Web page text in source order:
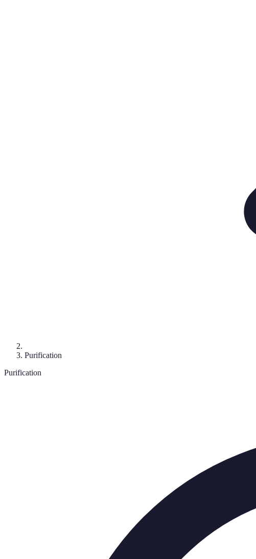
Purification
Purification